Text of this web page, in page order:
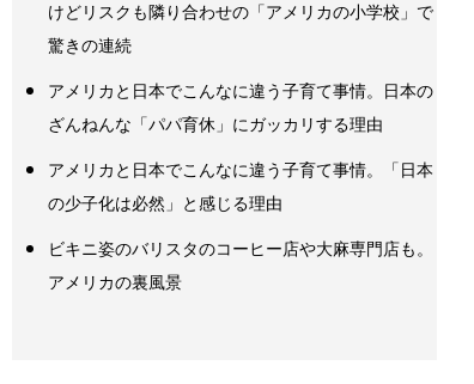
けどリスクも隣り合わせの「アメリカの小学校」で
驚きの連続
アメリカと日本でこんなに違う子育て事情。日本の
ざんねんな「パパ育休」にガッカリする理由
アメリカと日本でこんなに違う子育て事情。「日本
の少子化は必然」と感じる理由
ビキニ姿のバリスタのコーヒー店や大麻専門店も。
アメリカの裏風景